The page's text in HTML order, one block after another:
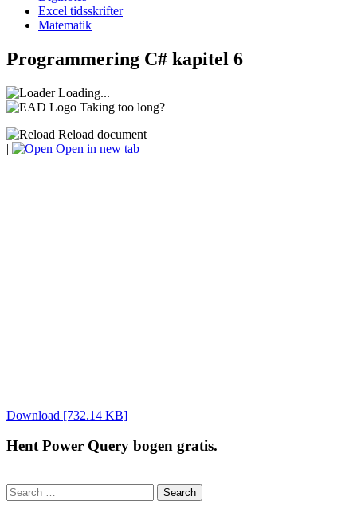
Excel tidsskrifter
Matematik
Programmering C# kapitel 6
Loading...
Taking too long?
Reload document
|
Open in new tab
Download [732.14 KB]
Hent Power Query bogen gratis.
Search
for: